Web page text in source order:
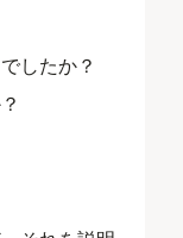
したか？